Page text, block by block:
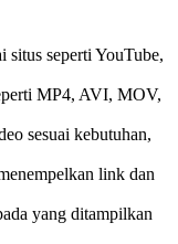
situs seperti YouTube,
MP4, AVI, MOV,
sesuai kebutuhan,
link dan
yang ditampilkan